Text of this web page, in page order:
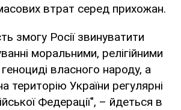
втрат серед прихожан.
змогу Росії звинуватити
моральними, релігійними
власного народу, а
територію України регулярні
Федерації", – йдеться в